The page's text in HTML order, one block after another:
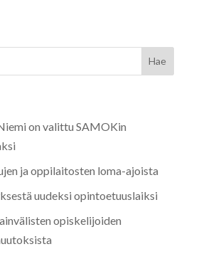
on valittu SAMOKin
ja oppilaitosten loma-ajoista
uudeksi opintoetuuslaiksi
opiskelijoiden